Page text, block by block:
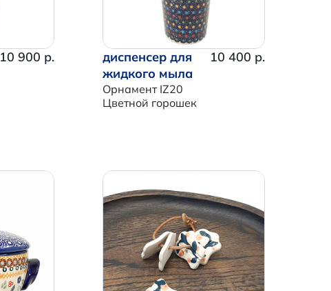
10 900 р.
диспенсер для
жидкого мыла
Орнамент IZ20
Цветной горошек
10 400 р.